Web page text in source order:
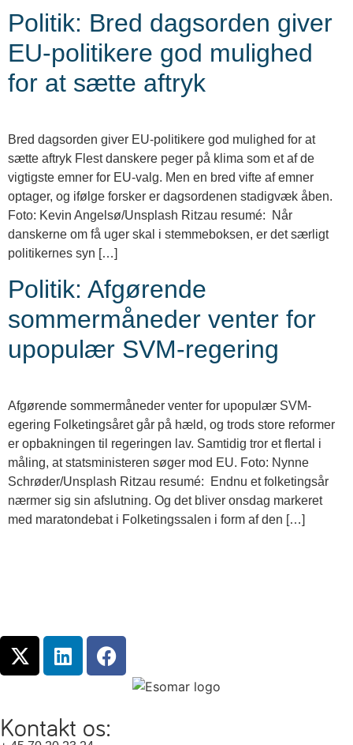
Politik: Bred dagsorden giver
EU-politikere god mulighed
for at sætte aftryk
Bred dagsorden giver EU-politikere god mulighed for at
sætte aftryk Flest danskere peger på klima som et af de
vigtigste emner for EU-valg. Men en bred vifte af emner
optager, og ifølge forsker er dagsordenen stadigvæk åben.
Foto: Kevin Angelsø/Unsplash Ritzau resumé: Når
danskerne om få uger skal i stemmeboksen, er det særligt
politikernes syn […]
Politik: Afgørende
sommermåneder venter for
upopulær SVM-regering
Afgørende sommermåneder venter for upopulær SVM-
egering Folketingsåret går på hæld, og trods store reformer
er opbakningen til regeringen lav. Samtidig tror et flertal i
måling, at statsministeren søger mod EU. Foto: Nynne
Schrøder/Unsplash Ritzau resumé: Endnu et folketingsår
nærmer sig sin afslutning. Og det bliver onsdag markeret
med maratondebat i Folketingssalen i form af den […]
Kontakt os: